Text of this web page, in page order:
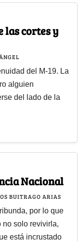
las cortes y
del M-19. La
alguien
del lado de la
Nacional
BUITRAGO ARIAS
por lo que
no solo revivirla,
está incrustado